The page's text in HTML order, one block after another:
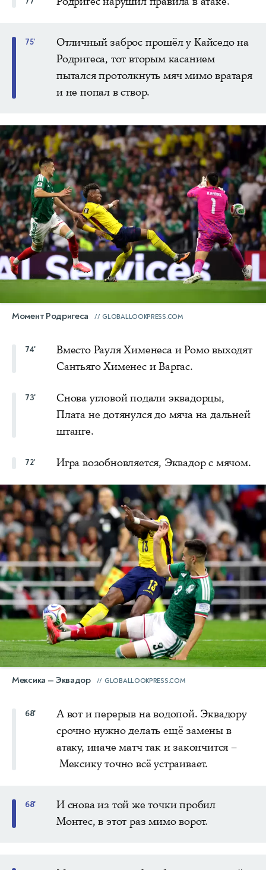
75'
Отличный заброс прошёл у Кайседо на
Родригеса, тот вторым касанием
пытался протолкнуть мяч мимо вратаря
и не попал в створ.
Момент Родригеса GLOBALLOOKPRESS.COM
74'
Вместо Рауля Хименеса и Ромо выходят
Сантьяго Хименес и Варгас.
73'
Снова угловой подали эквадорцы,
Плата не дотянулся до мяча на дальней
штанге.
72' Игра возобновляется, Эквадор с мячом.
Мексика — Эквадор GLOBALLOOKPRESS.COM
68'
А вот и перерыв на водопой. Эквадору
срочно нужно делать ещё замены в
атаку, иначе матч так и закончится –
Мексику точно всё устраивает.
68'
И снова из той же точки пробил
Монтес, в этот раз мимо ворот.